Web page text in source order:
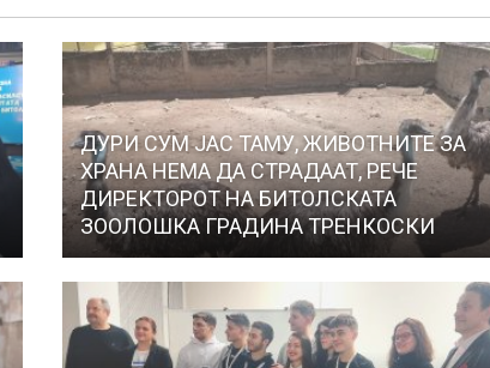
ДУРИ СУМ ЈАС ТАМУ, ЖИВОТНИТЕ ЗА
ХРАНА НЕМА ДА СТРАДААТ, РЕЧЕ
ДИРЕКТОРОТ НА БИТОЛСКАТА
ЗООЛОШКА ГРАДИНА ТРЕНКОСКИ